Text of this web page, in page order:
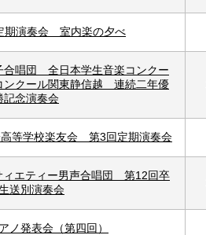
期演奏会 室内楽の夕べ
合唱団 全日本学生音楽コンクー
クール関東静信越 連続二年優
記念演奏会
等学校楽友会 第3回定期演奏会
ィエティー男声合唱団 第12回卒
送別演奏会
発表会（第四回）